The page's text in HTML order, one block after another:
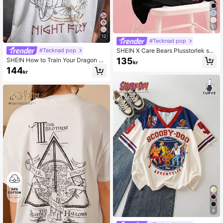
12
#Tecknad pop
SHEIN How to Train Your Dragon D
am T-shirt med kort ärm och bokstä
ver, sommar, avslappnad
144kr
10
#Tecknad pop
SHEIN X Care Bears Plusstorlek so
mmar- och casual-t-shirt med björn
- och siffrortryck
135kr
9